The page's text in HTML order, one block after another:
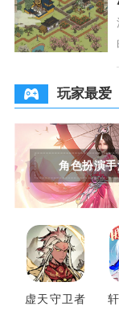
玩家最爱
角色扮演
虚天守卫者